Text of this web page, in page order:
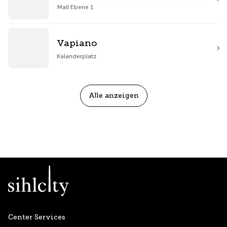
Mall Ebene 1
Vapiano
Kalanderplatz
Alle anzeigen
Center Services